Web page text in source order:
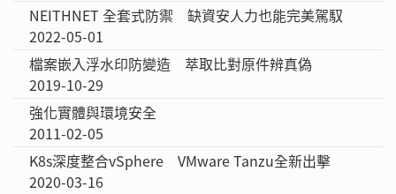
NEITHNET 全套式防禦 缺資安人力也能完美駕馭
2022-05-01
檔案嵌入浮水印防變造 萃取比對原件辨真偽
2019-10-29
強化實體與環境安全
2011-02-05
K8s深度整合vSphere VMware Tanzu全新出擊
2020-03-16